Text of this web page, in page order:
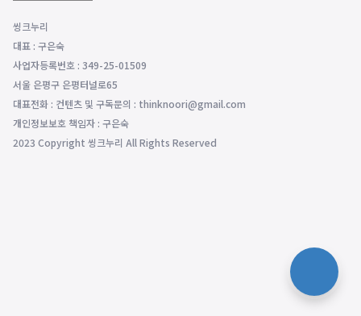
씽크누리
대표 : 구은숙
사업자등록번호 : 349-25-01509
서울 은평구 은평터널로65
대표전화 : 컨텐츠 및 구독문의 : thinknoori@gmail.com
개인정보보호 책임자 : 구은숙
2023 Copyright 씽크누리 All Rights Reserved